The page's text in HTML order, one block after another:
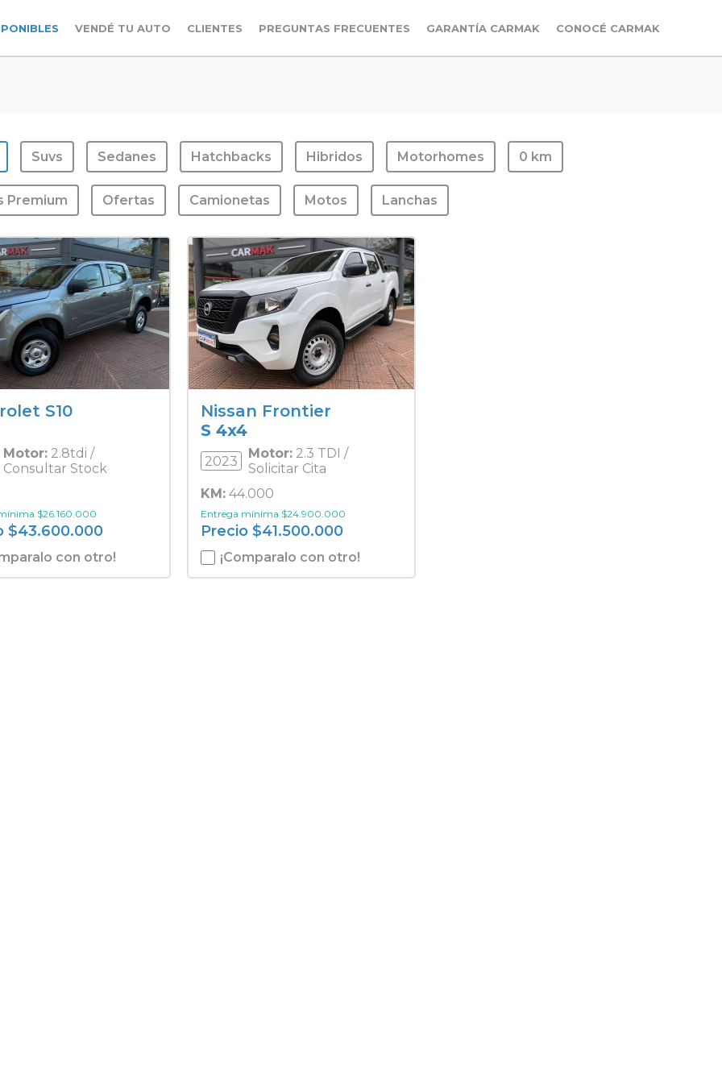
VENDÉ TU AUTO CLIENTES PREGUNTAS FRECUENTES GARANTÍA CARMAK CONOCÉ CARMAK
Suvs Sedanes Hatchbacks Hibridos Motorhomes 0 km
Premium Ofertas Camionetas Motos Lanchas
S10
Motor: 2.8tdi /
Consultar Stock
$26.160.000
$43.600.000
con otro!
Nissan Frontier
S 4x4
2023 Motor: 2.3 TDI /
Solicitar Cita
KM: 44.000
Entrega mínima $24.900.000
Precio $41.500.000
¡Comparalo con otro!